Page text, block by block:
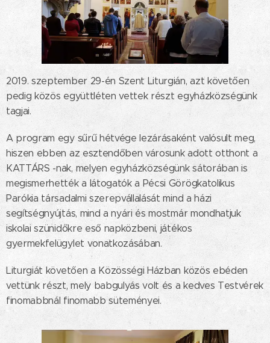
2019. szeptember 29-én Szent Liturgián, azt követően
pedig közös együttléten vettek részt egyházközségünk
tagjai.
A program egy sűrű hétvége lezárásaként valósult meg,
hiszen ebben az esztendőben városunk adott otthont a
KATTÁRS -nak, melyen egyházközségünk sátorában is
megismerhették a látogatók a Pécsi Görögkatolikus
Parókia társadalmi szerepvállalását mind a házi
segítségnyújtás, mind a nyári és mostmár mondhatjuk
iskolai szünidőkre eső napközbeni, játékos
gyermekfelügylet vonatkozásában.
Liturgiát követően a Közösségi Házban közös ebéden
vettünk részt, mely babgulyás volt és a kedves Testvérek
finomabbnál finomabb süteményei.